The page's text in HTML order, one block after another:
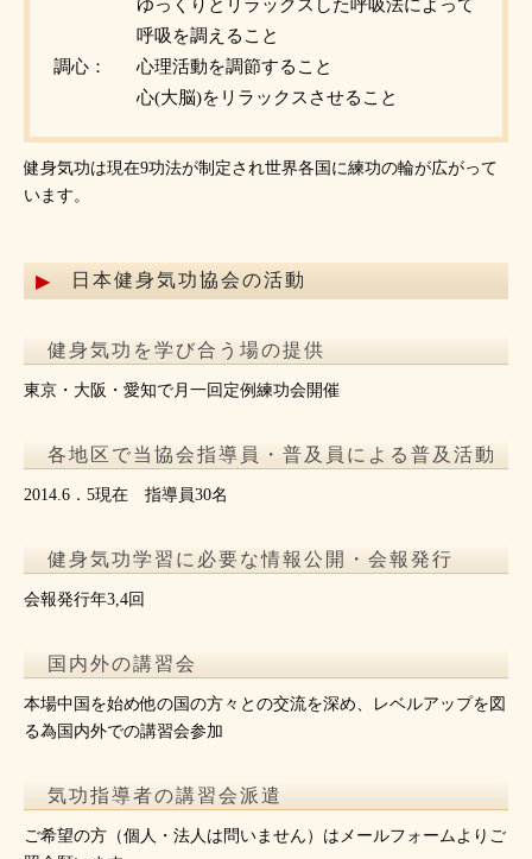
ゆっくりとリラックスした呼吸法によって
呼吸を調えること
調心：
心理活動を調節すること
心(大脳)をリラックスさせること
健身気功は現在9功法が制定され世界各国に練功の輪が広がって
います。
日本健身気功協会の活動
健身気功を学び合う場の提供
東京・大阪・愛知で月一回定例練功会開催
各地区で当協会指導員・普及員による普及活動
2014.6．5現在 指導員30名
健身気功学習に必要な情報公開・会報発行
会報発行年3,4回
国内外の講習会
本場中国を始め他の国の方々との交流を深め、レベルアップを図
る為国内外での講習会参加
気功指導者の講習会派遣
ご希望の方（個人・法人は問いません）はメールフォームよりご